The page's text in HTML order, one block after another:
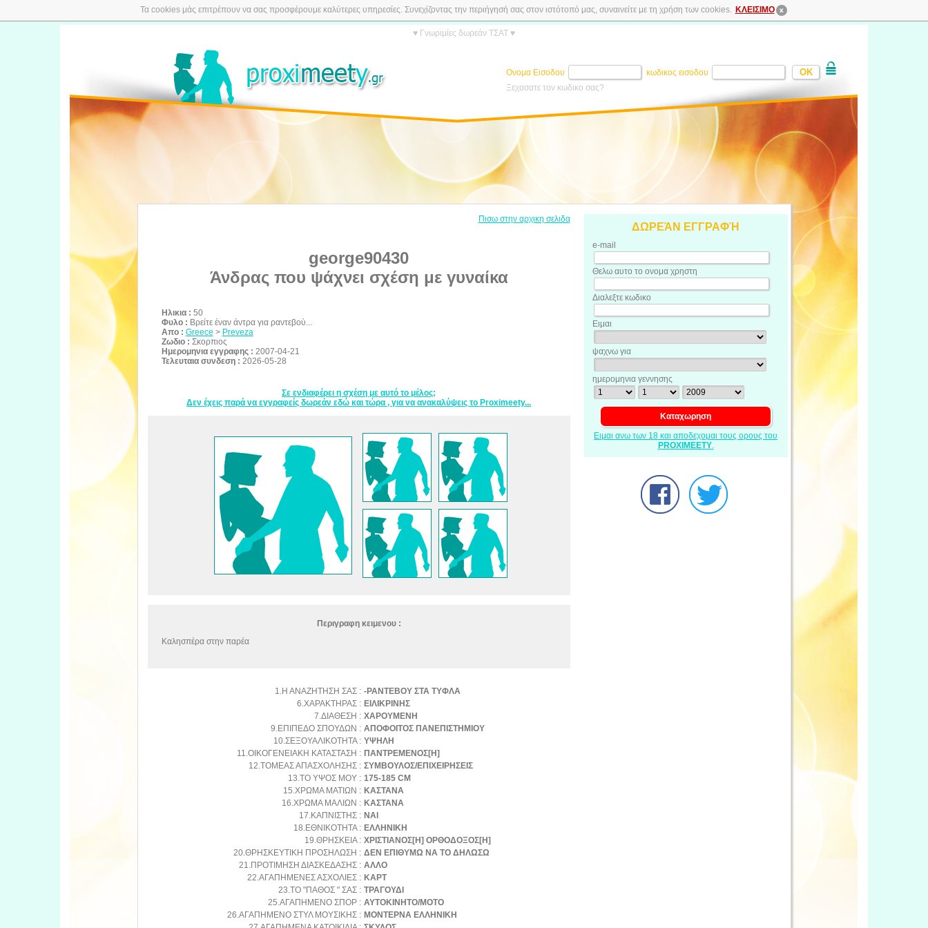
Τα cookies μάς επιτρέπουν να σας προσφέρουμε καλύτερες υπηρεσίες. Συνεχίζοντας την περιήγησή σας στον ιστότοπό μας, συναινείτε με τη χρήση των cookies. ΚΛΕΙΣΙΜΟ
♥ Γνωριμίες δωρεάν ΤΣΑΤ ♥
Ονομα Εισοδου
κωδικος εισοδου
Ξεχασατε τον κωδικο σας?
Πισω στην αρχικη σελιδα
george90430
Άνδρας που ψάχνει σχέση με γυναίκα
Ηλικια : 50
Φυλο : Βρείτε έναν άντρα για ραντεβού...
Απο : Greece > Preveza
Ζωδιο : Σκορπιος
Ημερομηνια εγγραφης : 2007-04-21
Τελευταια συνδεση : 2026-05-28
Σε ενδιαφέρει η σχέση με αυτό το μέλος;
Δεν έχεις παρά να εγγραφείς δωρεάν εδώ και τώρα , για να ανακαλύψεις το Proximeety...
Περιγραφη κειμενου :
Καλησπέρα στην παρέα
1.Η ΑΝΑΖΗΤΗΣΗ ΣΑΣ : -ΡΑΝΤΕΒΟΥ ΣΤΑ ΤΥΦΛΑ
6.ΧΑΡΑΚΤΗΡΑΣ : ΕΙΛΙΚΡΙΝΗΣ
7.ΔΙΑΘΕΣΗ : ΧΑΡΟΥΜΕΝΗ
9.ΕΠΙΠΕΔΟ ΣΠΟΥΔΩΝ : ΑΠΟΦΟΙΤΟΣ ΠΑΝΕΠΙΣΤΗΜΙΟΥ
10.ΣΕΞΟΥΑΛΙΚΟΤΗΤΑ : ΥΨΗΛΗ
11.ΟΙΚΟΓΕΝΕΙΑΚΗ ΚΑΤΑΣΤΑΣΗ : ΠΑΝΤΡΕΜΕΝΟΣ[Η]
12.ΤΟΜΕΑΣ ΑΠΑΣΧΟΛΗΣΗΣ : ΣΥΜΒΟΥΛΟΣ/ΕΠΙΧΕΙΡΗΣΕΙΣ
13.ΤΟ ΥΨΟΣ ΜΟΥ : 175-185 CM
15.ΧΡΩΜΑ ΜΑΤΙΩΝ : ΚΑΣΤΑΝΑ
16.ΧΡΩΜΑ ΜΑΛΙΩΝ : ΚΑΣΤΑΝΑ
17.ΚΑΠΝΙΣΤΗΣ : ΝΑΙ
18.ΕΘΝΙΚΟΤΗΤΑ : ΕΛΛΗΝΙΚΗ
19.ΘΡΗΣΚΕΙΑ : ΧΡΙΣΤΙΑΝΟΣ[Η] ΟΡΘΟΔΟΞΟΣ[Η]
20.ΘΡΗΣΚΕΥΤΙΚΗ ΠΡΟΣΗΛΩΣΗ : ΔΕΝ ΕΠΙΘΥΜΩ ΝΑ ΤΟ ΔΗΛΩΣΩ
21.ΠΡΟΤΙΜΗΣΗ ΔΙΑΣΚΕΔΑΣΗΣ : ΑΛΛΟ
22.ΑΓΑΠΗΜΕΝΕΣ ΑΣΧΟΛΙΕΣ : ΚΑΡΤ
23.ΤΟ "ΠΑΘΟΣ " ΣΑΣ : ΤΡΑΓΟΥΔΙ
25.ΑΓΑΠΗΜΕΝΟ ΣΠΟΡ : ΑΥΤΟΚΙΝΗΤΟ/ΜΟΤΟ
26.ΑΓΑΠΗΜΕΝΟ ΣΤΥΛ ΜΟΥΣΙΚΗΣ : ΜΟΝΤΕΡΝΑ ΕΛΛΗΝΙΚΗ
ΔΩΡΕΆΝ ΕΓΓΡΑΦΉ
e-mail
Θελω αυτο το ονομα χρηστη
Διαλεξτε κωδικο
Ειμαι
ψαχνω για
ημερομηνια γεννησης
Ειμαι ανω των 18 και αποδεχομαι τους ορους του
PROXIMEETY.